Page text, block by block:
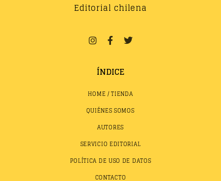
Editorial chilena
ÍNDICE
HOME / TIENDA
QUIÉNES SOMOS
AUTORES
SERVICIO EDITORIAL
POLÍTICA DE USO DE DATOS
CONTACTO